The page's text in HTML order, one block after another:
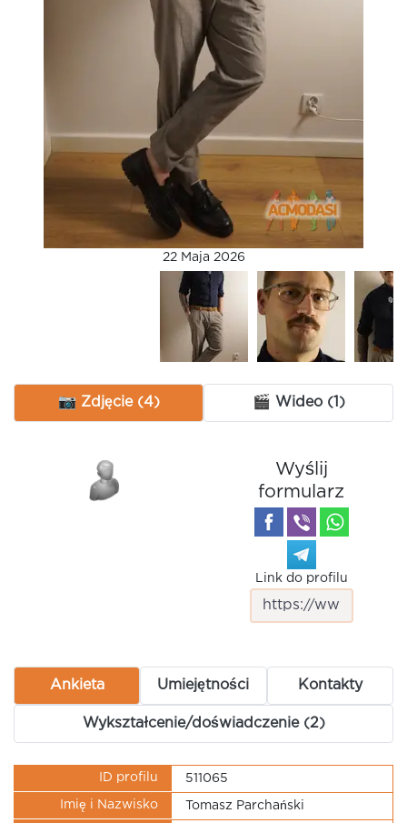
22 Maja 2026
📷 Zdjęcie (4) 🎬 Wideo (1)
Wyślij
formularz
Link do profilu
Ankieta Umiejętności Kontakty
Wykształcenie/doświadczenie (2)
ID profilu 511065
Imię i Nazwisko Tomasz Parchański